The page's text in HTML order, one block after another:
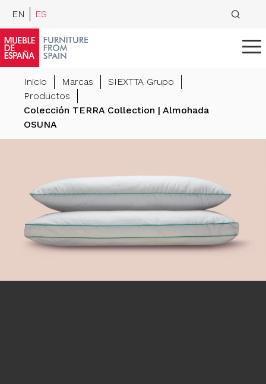
EN ES
Inicio Marcas
SIEXTTA Grupo
Productos
Colección TERRA Collection | Almohada
OSUNA